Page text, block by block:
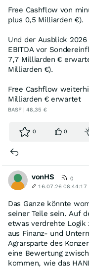
Free Cashflow von
plus 0,5 Milliarden €).
Und der Ausblick
EBITDA vor
7,7 Milliarden €
Milliarden €).
Free Cashflow
Milliarden € erwartet
BASF | 48,35 €
0 0
vonHS
0
16.07.26 08:44:17
Das Ganze könnte
seiner Teile sein. Auf
etwas verdrehte
aus Finanz- und
Agrarsparte des
eine Bewertung
kommen, wie das